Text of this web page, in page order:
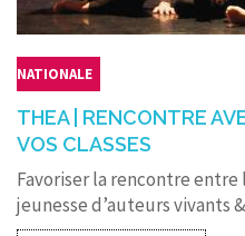
NATIONALE
THEA | RENCONTRE
VOS CLASSES
Favoriser la rencontre
jeunesse d’auteurs vivants